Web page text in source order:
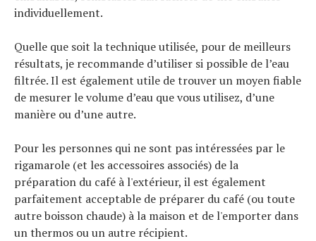
individuellement.
Quelle que soit la technique utilisée, pour de meilleurs
résultats, je recommande d’utiliser si possible de l’eau
filtrée. Il est également utile de trouver un moyen fiable
de mesurer le volume d’eau que vous utilisez, d’une
manière ou d’une autre.
Pour les personnes qui ne sont pas intéressées par le
rigamarole (et les accessoires associés) de la
préparation du café à l'extérieur, il est également
parfaitement acceptable de préparer du café (ou toute
autre boisson chaude) à la maison et de l'emporter dans
un thermos ou un autre récipient.